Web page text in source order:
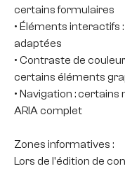
certains formulaires
• Éléments interactifs
adaptées
• Contraste de
certains éléments
• Navigation :
ARIA complet
Zones informatives :
Lors de l'édition de